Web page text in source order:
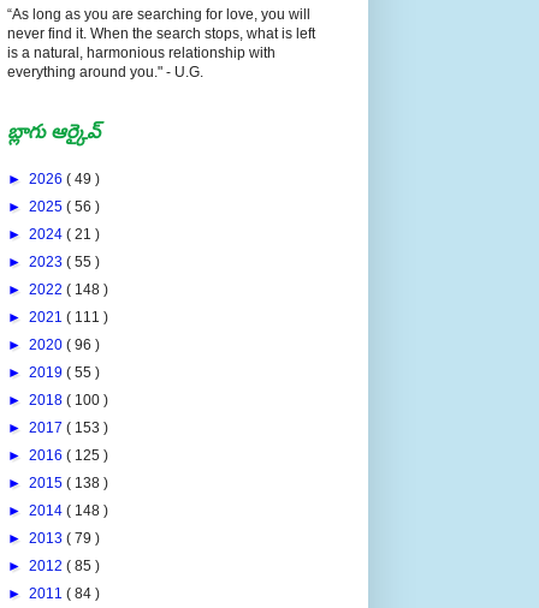
never find it. When the search stops, what is left
is a natural, harmonious relationship with
everything around you." - U.G.
► 2025 ( 56 )
► 2024 ( 21 )
► 2023 ( 55 )
► 2022 ( 148 )
► 2021 ( 111 )
► 2020 ( 96 )
► 2019 ( 55 )
► 2018 ( 100 )
► 2017 ( 153 )
► 2016 ( 125 )
► 2015 ( 138 )
► 2014 ( 148 )
► 2013 ( 79 )
► 2012 ( 85 )
► 2011 ( 84 )
► 2010 ( 81 )